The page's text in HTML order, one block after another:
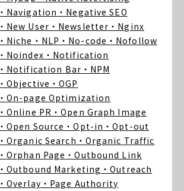
・Navigation ・Negative SEO
・New User ・Newsletter ・Nginx
・Niche ・NLP ・No-code ・Nofollow
・Noindex ・Notification
・Notification Bar ・NPM
・Objective ・OGP
・On-page Optimization
・Online PR ・Open Graph Image
・Open Source ・Opt-in ・Opt-out
・Organic Search ・Organic Traffic
・Orphan Page ・Outbound Link
・Outbound Marketing ・Outreach
・Overlay ・Page Authority